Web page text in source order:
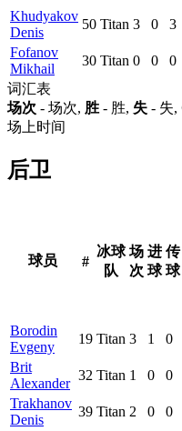
Khudyakov
Denis
50 Titan 3 0 3
Fofanov
Mikhail
30 Titan 0 0 0
词汇表
场次 - 场次, 胜 - 胜, 失 - 失,
场上时间
后卫
球员 #
冰球
队
场
次
进
球
传
球
Borodin
Evgeny
19 Titan 3 1 0
Brit
Alexander
32 Titan 1 0 0
Trakhanov
Denis
39 Titan 2 0 0